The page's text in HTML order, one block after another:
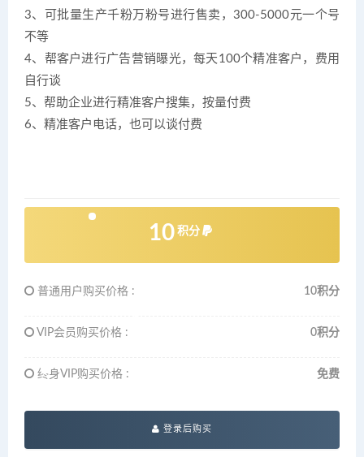
3、可批量生产千粉万粉号进行售卖，300-5000元一个号
不等
4、帮客户进行广告营销曝光，每天100个精准客户，费用
自行谈
5、帮助企业进行精准客户搜集，按量付费
6、精准客户电话，也可以谈付费
10 积分
普通用户购买价格 : 10积分
VIP会员购买价格 : 0积分
终身VIP购买价格 : 免费
登录后购买